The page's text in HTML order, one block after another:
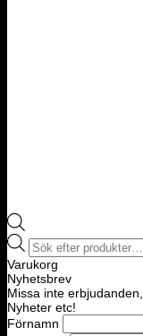
Products
search
Varukorg
Nyhetsbrev
Missa inte
Nyheter etc!
Förnamn